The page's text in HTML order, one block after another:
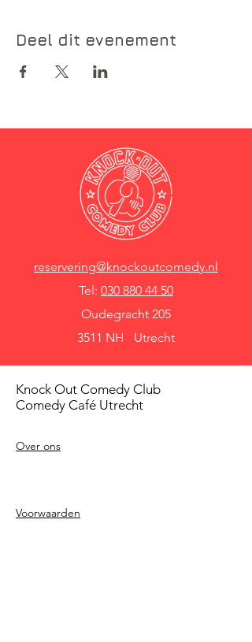
Deel dit evenement
reservering@knockoutcomedy.nl
Tel: 030 880 44 50
Oudegracht 205
3511 NH Utrecht
Knock Out Comedy Club
Comedy Café Utrecht
Over ons
Voorwaarden